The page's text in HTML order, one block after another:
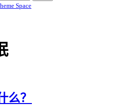
Space
么？